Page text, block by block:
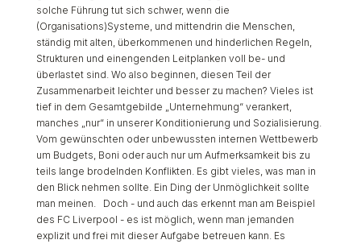
solche Führung tut sich schwer, wenn die
(Organisations)Systeme, und mittendrin die Menschen,
ständig mit alten, überkommenen und hinderlichen Regeln,
Strukturen und einengenden Leitplanken voll be- und
überlastet sind. Wo also beginnen, diesen Teil der
Zusammenarbeit leichter und besser zu machen? Vieles ist
tief in dem Gesamtgebilde „Unternehmung“ verankert,
manches „nur“ in unserer Konditionierung und Sozialisierung.
Vom gewünschten oder unbewussten internen Wettbewerb
um Budgets, Boni oder auch nur um Aufmerksamkeit bis zu
teils lange brodelnden Konflikten. Es gibt vieles, was man in
den Blick nehmen sollte. Ein Ding der Unmöglichkeit sollte
man meinen. Doch - und auch das erkennt man am Beispiel
des FC Liverpool - es ist möglich, wenn man jemanden
explizit und frei mit dieser Aufgabe betreuen kann. Es